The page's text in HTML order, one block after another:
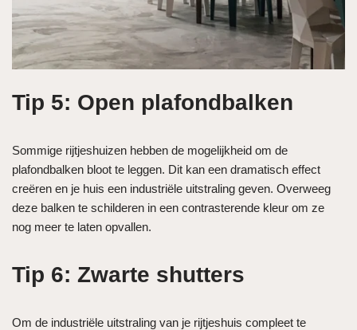
Tip 5: Open plafondbalken
Sommige rijtjeshuizen hebben de mogelijkheid om de
plafondbalken bloot te leggen. Dit kan een dramatisch effect
creëren en je huis een industriële uitstraling geven. Overweeg
deze balken te schilderen in een contrasterende kleur om ze
nog meer te laten opvallen.
Tip 6: Zwarte shutters
Om de industriële uitstraling van je rijtjeshuis compleet te